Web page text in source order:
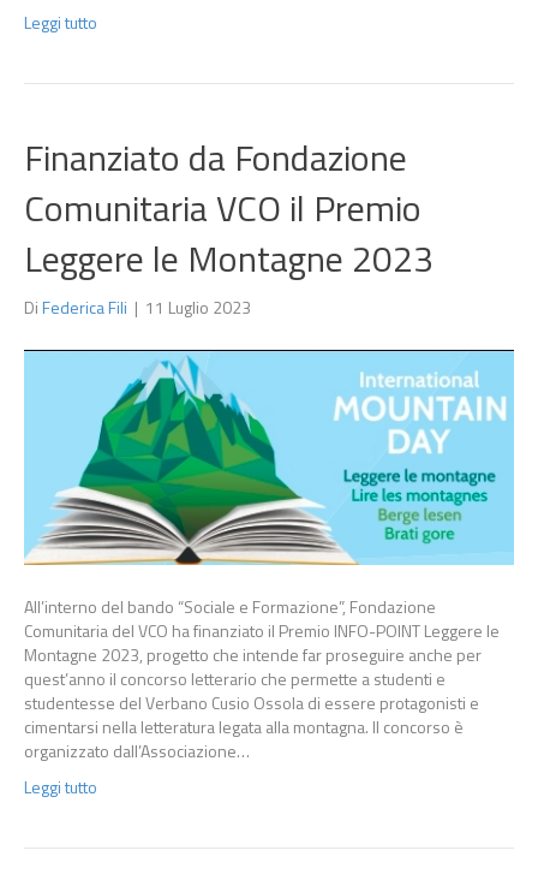
Leggi tutto
Finanziato da Fondazione
Comunitaria VCO il Premio
Leggere le Montagne 2023
DiFederica Fili | 11 Luglio 2023
All’interno del bando “Sociale e Formazione”, Fondazione
Comunitaria del VCO ha finanziato il Premio INFO-POINT Leggere le
Montagne 2023, progetto che intende far proseguire anche per
quest’anno il concorso letterario che permette a studenti e
studentesse del Verbano Cusio Ossola di essere protagonisti e
cimentarsi nella letteratura legata alla montagna. Il concorso è
organizzato dall’Associazione…
Leggi tutto